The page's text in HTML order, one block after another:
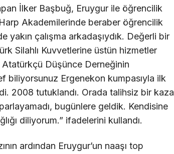
İlker Başbuğ, Eruygur ile öğrencilik
Akademilerinde beraber öğrencilik
yakın çalışma arkadaşıydık. Değerli bir
Silahlı Kuvvetlerine üstün hizmetler
Düşünce Derneğinin
biliyorsunuz Ergenekon kumpasıyla ilk
2008 tutuklandı. Orada talihsiz bir kaza
bugünlere geldik. Kendisine
diliyorum.” ifadelerini kullandı.
ardından Eruygur’un naaşı top